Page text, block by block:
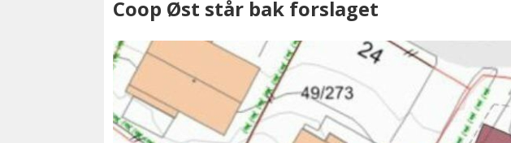
Coop Øst står bak forslaget